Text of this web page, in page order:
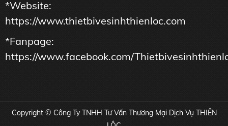
*Website:
https://www.thietbivesinhthienloc.com
*Fanpage:
https://www.facebook.com/
Copyright © Công Ty TNHH Tư Vấn Thương Mại Dịch Vụ THIÊN